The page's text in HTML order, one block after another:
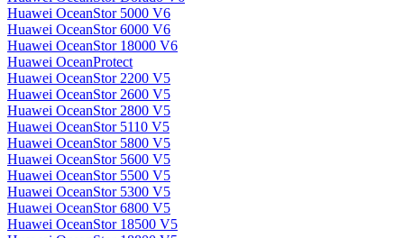
Huawei OceanStor 5000 V6
Huawei OceanStor 6000 V6
Huawei OceanStor 18000 V6
Huawei OceanProtect
Huawei OceanStor 2200 V5
Huawei OceanStor 2600 V5
Huawei OceanStor 2800 V5
Huawei OceanStor 5110 V5
Huawei OceanStor 5800 V5
Huawei OceanStor 5600 V5
Huawei OceanStor 5500 V5
Huawei OceanStor 5300 V5
Huawei OceanStor 6800 V5
Huawei OceanStor 18500 V5